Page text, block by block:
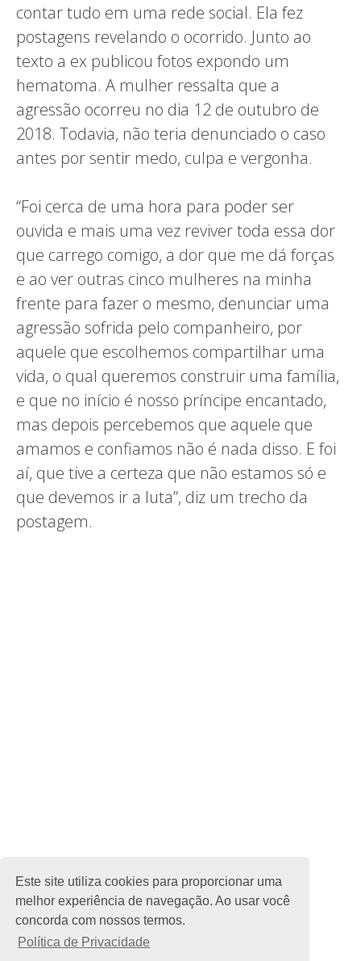
Este site utiliza cookies para proporcionar uma
melhor experiência de navegação. Ao usar você
concorda com nossos termos.
Política de Privacidade
contar tudo em uma rede social. Ela fez
postagens revelando o ocorrido. Junto ao
texto a ex publicou fotos expondo um
hematoma. A mulher ressalta que a
agressão ocorreu no dia 12 de outubro de
2018. Todavia, não teria denunciado o caso
antes por sentir medo, culpa e vergonha.
“Foi cerca de uma hora para poder ser
ouvida e mais uma vez reviver toda essa dor
que carrego comigo, a dor que me dá forças
e ao ver outras cinco mulheres na minha
frente para fazer o mesmo, denunciar uma
agressão sofrida pelo companheiro, por
aquele que escolhemos compartilhar uma
vida, o qual queremos construir uma família,
e que no início é nosso príncipe encantado,
mas depois percebemos que aquele que
amamos e confiamos não é nada disso. E foi
aí, que tive a certeza que não estamos só e
que devemos ir a luta”, diz um trecho da
postagem.